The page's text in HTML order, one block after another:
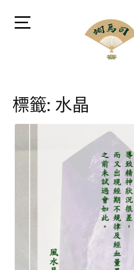
以現代方式講解。
標籤: 水晶